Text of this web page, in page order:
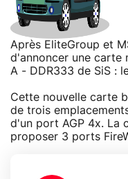
Après EliteGroup et
d'annoncer une carte
A - DDR333 de SiS :
Cette nouvelle carte
de trois
d'un port AGP 4x. La
proposer 3 ports